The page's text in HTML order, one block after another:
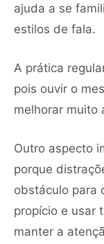
ajuda a se
estilos de fala.
A prática
pois ouvir o
melhorar muito
Outro aspecto
porque
obstáculo para
propício e usar
manter a